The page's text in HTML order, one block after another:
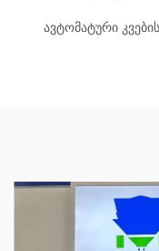
ავტომატური